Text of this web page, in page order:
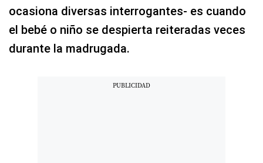
ocasiona diversas interrogantes- es cuando
el bebé o niño se despierta reiteradas veces
durante la madrugada.